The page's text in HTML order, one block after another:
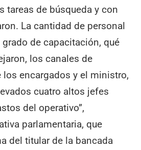
tareas de búsqueda y con
La cantidad de personal
de capacitación, qué
los canales de
encargados y el ministro,
cuatro altos jefes
del operativo”,
parlamentaria, que
del titular de la bancada